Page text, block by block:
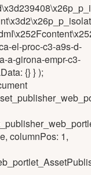
el-proc-c3-a9s-d-
a-girona-empr-c3-
{} } );
columnPos: 1,